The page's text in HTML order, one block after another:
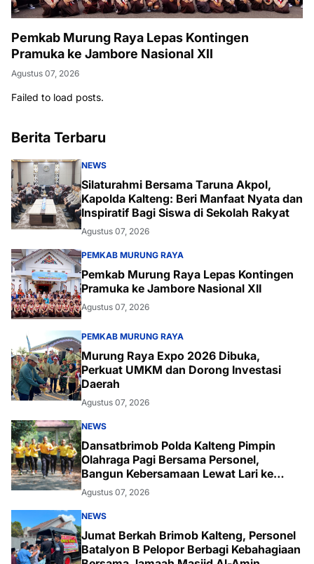
Pemkab Murung Raya Lepas Kontingen
Pramuka ke Jambore Nasional XII
Agustus 07, 2026
Failed to load posts.
Berita Terbaru
NEWS
Silaturahmi Bersama Taruna Akpol,
Kapolda Kalteng: Beri Manfaat Nyata dan
Inspiratif Bagi Siswa di Sekolah Rakyat
Agustus 07, 2026
PEMKAB MURUNG RAYA
Pemkab Murung Raya Lepas Kontingen
Pramuka ke Jambore Nasional XII
Agustus 07, 2026
PEMKAB MURUNG RAYA
Murung Raya Expo 2026 Dibuka,
Perkuat UMKM dan Dorong Investasi
Daerah
Agustus 07, 2026
NEWS
Dansatbrimob Polda Kalteng Pimpin
Olahraga Pagi Bersama Personel,
Bangun Kebersamaan Lewat Lari ke
Bukit Baranahu
Agustus 07, 2026
NEWS
Jumat Berkah Brimob Kalteng, Personel
Batalyon B Pelopor Berbagi Kebahagiaan